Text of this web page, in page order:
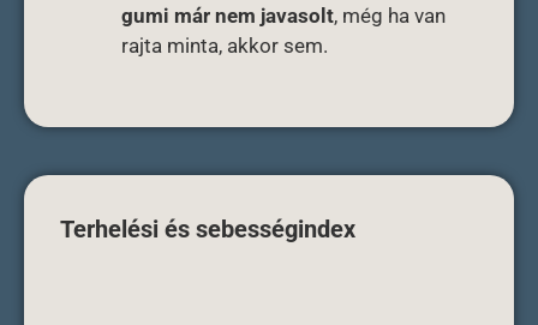
gumi már nem javasolt, még ha van
rajta minta, akkor sem.
Terhelési és sebességindex